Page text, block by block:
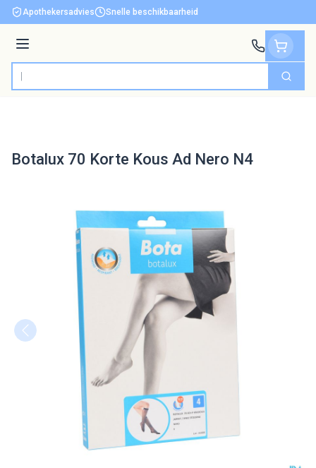
Ga naar de inhoud
Apothekersadvies Snelle beschikbaarheid
Menu
Product, merk, categorie... Zoek
Botalux 70 Korte Kous Ad Nero N4